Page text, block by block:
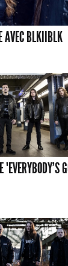
AVEC BLKIIBLK